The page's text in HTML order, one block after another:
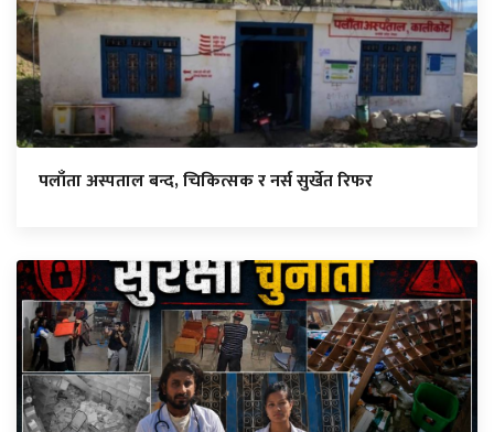
पलाँता अस्पताल बन्द, चिकित्सक र नर्स सुर्खेत रिफर